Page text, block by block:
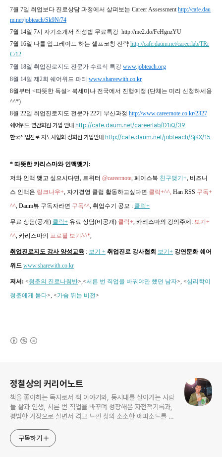
7월 7일 취업보다 진로상담 과정에서 살펴보는 Career Assessment http://cafe.dau
m.net/jobteach/Sk9N/74
7월 14일 7시 자기소개서 작성법 무료특강 http://me2.do/FeHgnzYU
7월 16일 나를 업그레이드 하는 셀프코칭 전략 http://cafe.daum.net/careerlab/TRr
C/12
7월 18일 취업진로지도 전문가 수료식 특강 www.jobteach.org
8월 14일 제2회 쉐어위드 파티 www.shareewith.co.kr
8월부터 <따뜻한 독설> 북세미나 전국에서 진행예정 (단체는 미리 신청하세용
^^*)
8월 22일 취업진로지도 전문가 22기 부산과정 http://www.careernote.co.kr/2327
쉐어위드 연간회원 가입 안내 http://cafe.daum.net/careerlab/D1iQ/39
한국직업진로 지도사협회 정회원 가입안내 http://cafe.daum.net/jobteach/SjKX/15
* 따뜻한 카리스마와 인맥맺기:
저와 인맥 맺고 싶으시다면, 트위터 @careernote , 페이스북 친구맺기+ , 비즈니
스 인맥은 링크나우+ , 자기경영 클럽 활동하고싶다면 클릭+^^, Han RSS 구독+
^^ , Daum뷰 구독자라면 구독^^ 취업수기 공모 : 클릭+
무료 상담(공개) 클릭+ 유료 상담(비공개) 클릭+ 카리스마의 강의주제: 보기+
^^ 카리스마의 프로필 보기^^*
취업진로지도 강사 양성교육 : 보기 + 취업진로 강사협회 보기+ 강연문화 쉐어
위드 www.sharewith.co.kr
저서: <청춘의 진로나침반>, <서른 번 직업을 바꿔야만 했던 남자>, <심리학이
청춘에게 묻다>, <가슴 뛰는 비전>
정철상의 커리어노트
책을 좋아하는 독자로서 책 이야기와, 동시대를 살아가는 사람
들 삶과 인생, 서른 번 직업을 바꾸며 성장해온 자전적기록과,
평범한 가장으로 살면서 겪고 느낀 삶의 소소한 에피소드를 전
고픈 커리어코치, 유튜브: 정교수의 인생수업
구독하기